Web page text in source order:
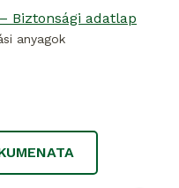
Biztonsági adatlap
anyagok